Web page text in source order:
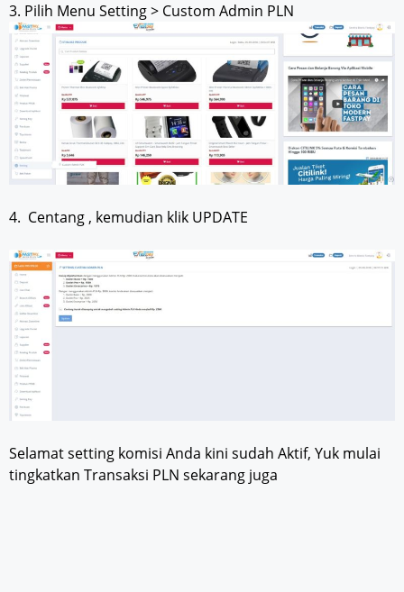
3. Pilih Menu Setting > Custom Admin PLN
4. Centang , kemudian klik UPDATE
Selamat setting komisi Anda kini sudah Aktif, Yuk mulai
tingkatkan Transaksi PLN sekarang juga